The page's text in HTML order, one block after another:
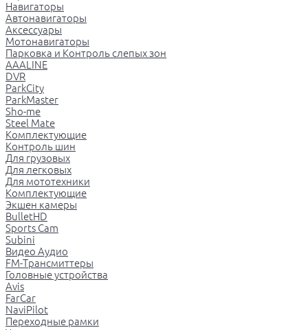
Навигаторы
Автонавигаторы
Аксессуары
Мотонавигаторы
Парковка и Контроль слепых зон
AAALINE
DVR
ParkCity
ParkMaster
Sho-me
Steel Mate
Комплектующие
Контроль шин
Для грузовых
Для легковых
Для мототехники
Комплектующие
Экшен камеры
BulletHD
Sports Cam
Subini
Видео Аудио
FM-Трансмиттеры
Головные устройства
Avis
FarCar
NaviPilot
Переходные рамки